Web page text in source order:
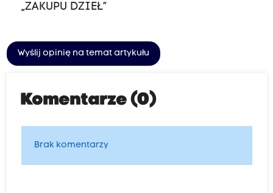
„ZAKUPU DZIEŁ”
Wyślij opinię na temat artykułu
Komentarze (0)
Brak komentarzy